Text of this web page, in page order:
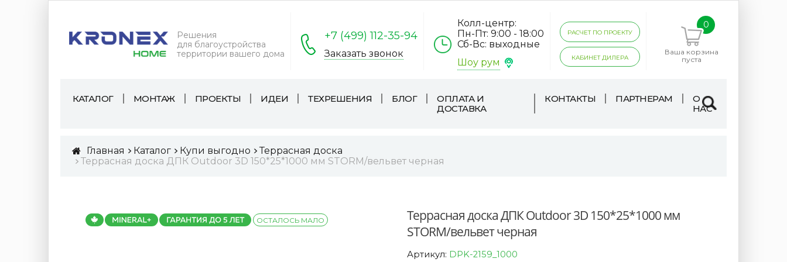
Решения
для благоустройства
территории вашего дома
+7 (499) 112-35-94
Заказать звонок
Колл-центр:
Пн-Пт: 9:00 - 18:00
Сб-Вс: выходные
Шоу рум
РАСЧЕТ ПО ПРОЕКТУ
КАБИНЕТ ДИЛЕРА
0
Ваша корзина
пуста
КАТАЛОГ МОНТАЖ ПРОЕКТЫ ИДЕИ ТЕХРЕШЕНИЯ БЛОГ
ОПЛАТА И
ДОСТАВКА
КОНТАКТЫ ПАРТНЕРАМ
О
НАС
Главная Каталог Купи выгодно
Террасная доска
Террасная доска ДПК Outdoor 3D 150*25*1000 мм STORM/вельвет черная
ОСТАЛОСЬ МАЛО
Террасная доска ДПК Outdoor 3D 150*25*1000 мм
STORM/вельвет черная
Артикул: DPK-2159_1000